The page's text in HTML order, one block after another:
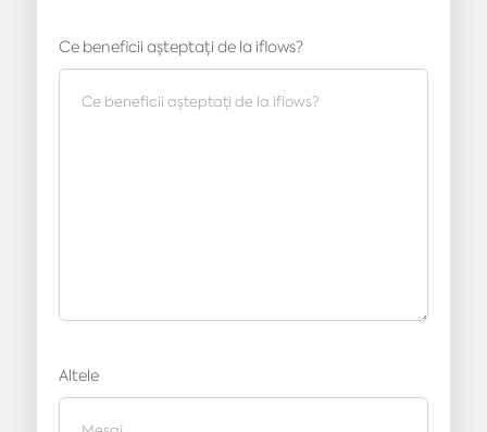
Ce beneficii așteptați de la iflows?
Altele